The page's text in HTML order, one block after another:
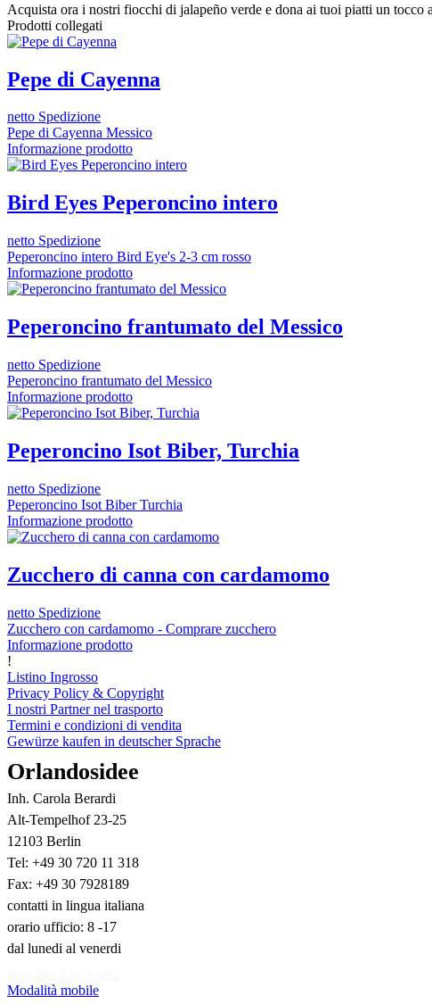
Acquista ora i nostri fiocchi di jalapeño verde e dona ai tuoi piatti un tocco
Prodotti collegati
Pepe di Cayenna
netto Spedizione
Pepe di Cayenna Messico
Informazione prodotto
Bird Eyes Peperoncino intero
netto Spedizione
Peperoncino intero Bird Eye's 2-3 cm rosso
Informazione prodotto
Peperoncino frantumato del Messico
netto Spedizione
Peperoncino frantumato del Messico
Informazione prodotto
Peperoncino Isot Biber, Turchia
netto Spedizione
Peperoncino Isot Biber Turchia
Informazione prodotto
Zucchero di canna con cardamomo
netto Spedizione
Zucchero con cardamomo - Comprare zucchero
Informazione prodotto
!
Listino Ingrosso
Privacy Policy & Copyright
I nostri Partner nel trasporto
Termini e condizioni di vendita
Gewürze kaufen in deutscher Sprache
Orlandosidee
Inh. Carola Berardi
Alt-Tempelhof 23-25
12103 Berlin
Tel: +49 30 720 11 318
Fax: +49 30 7928189
contatti in lingua italiana
orario ufficio: 8 -17
dal lunedi al venerdi
Modalità mobile